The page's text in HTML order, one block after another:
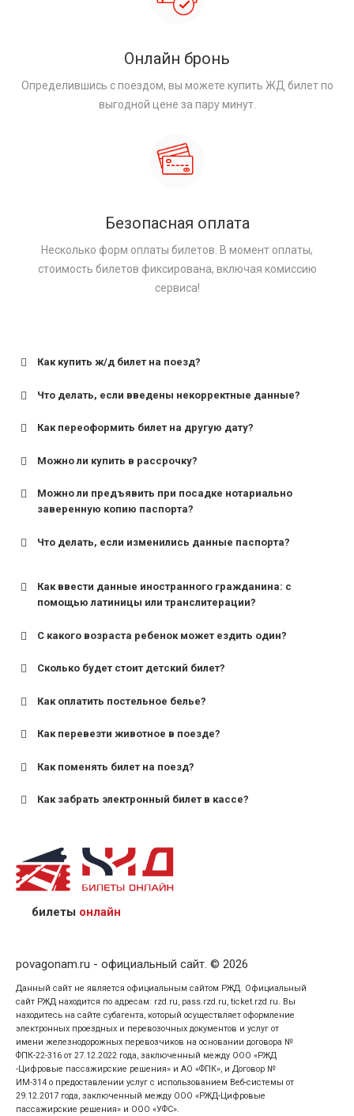
Онлайн бронь
Определившись с поездом, вы можете купить ЖД билет по
выгодной цене за пару минут.
Безопасная оплата
Несколько форм оплаты билетов. В момент оплаты,
стоимость билетов фиксирована, включая комиссию
сервиса!
Как купить ж/д билет на поезд?
Что делать, если введены некорректные данные?
Как переоформить билет на другую дату?
Можно ли купить в рассрочку?
Можно ли предъявить при посадке нотариально
заверенную копию паспорта?
Что делать, если изменились данные паспорта?
Как ввести данные иностранного гражданина: с
помощью латиницы или транслитерации?
С какого возраста ребенок может ездить один?
для поездов дальнего следования — от 10 лет и
для пригородных поездов — от 7 лет.
Сколько будет стоит детский билет?
Как оплатить постельное белье?
Как перевезти животное в поезде?
Как поменять билет на поезд?
Как забрать электронный билет в кассе?
назвав кассиру 14-значный номер заказа;
предъявив удостоверение личности пассажира, на
кого оформлен билет.
билеты онлайн
povagonam.ru - официальный сайт. © 2026
Данный сайт не является официальным сайтом РЖД. Официальный
сайт РЖД находится по адресам: rzd.ru, pass.rzd.ru, ticket.rzd.ru. Вы
находитесь на сайте субагента, который осуществляет оформление
электронных проездных и перевозочных документов и услуг от
имени железнодорожных перевозчиков на основании договора №
ФПК-22-316 от 27.12.2022 года, заключенный между ООО «РЖД
-Цифровые пассажирские решения» и АО «ФПК», и Договор №
ИМ-314 о предоставлении услуг с использованием Веб-системы от
29.12.2017 года, заключенный между ООО «РЖД-Цифровые
пассажирские решения» и ООО «УФС».